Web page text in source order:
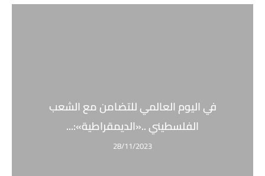
في اليوم العالمي للتضامن مع الشعب
الفلسطيني ..«الديمقراطية»:...
28/11/2023